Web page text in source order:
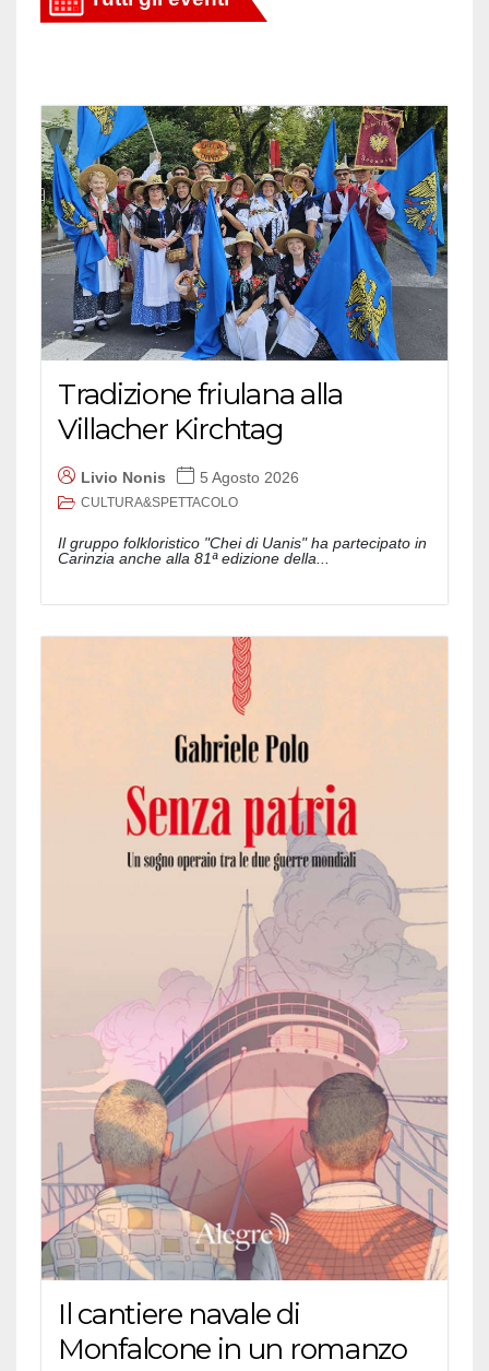
Tradizione friulana alla
Villacher Kirchtag
Livio Nonis 5 Agosto 2026
CULTURA&SPETTACOLO
Il gruppo folkloristico "Chei di Uanis" ha partecipato in
Carinzia anche alla 81ª edizione della...
Il cantiere navale di
Monfalcone in un romanzo